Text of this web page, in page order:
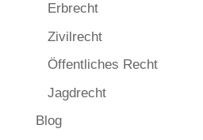
Erbrecht
Zivilrecht
Öffentliches Recht
Jagdrecht
Blog